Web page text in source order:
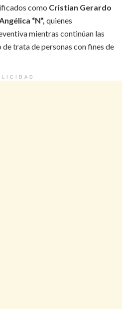
como Cristian Gerardo
“N”, quienes
mientras continúan las
trata de personas con fines de